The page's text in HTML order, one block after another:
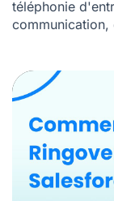
téléphonie
communication,